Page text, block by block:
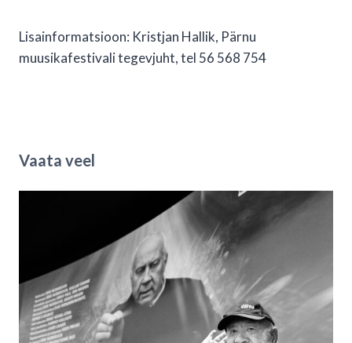
Lisainformatsioon: Kristjan Hallik, Pärnu
muusikafestivali tegevjuht, tel 56 568 754
Vaata veel